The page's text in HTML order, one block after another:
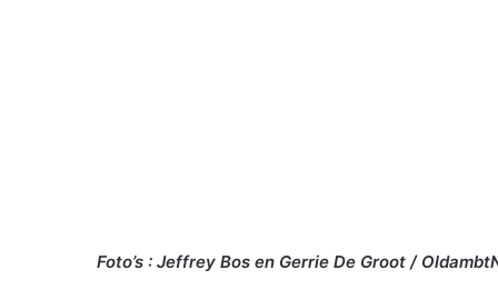
Foto’s : Jeffrey Bos en Gerrie De Groot /